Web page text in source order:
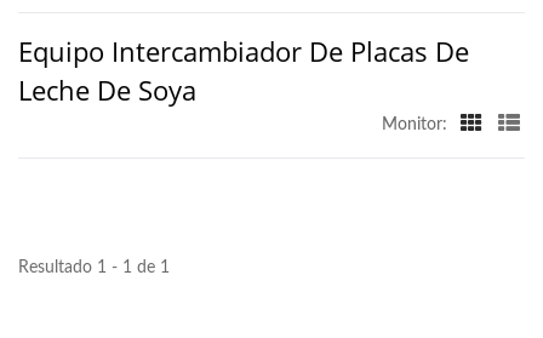
Equipo Intercambiador De Placas De
Leche De Soya
Monitor:
Resultado 1 - 1 de 1